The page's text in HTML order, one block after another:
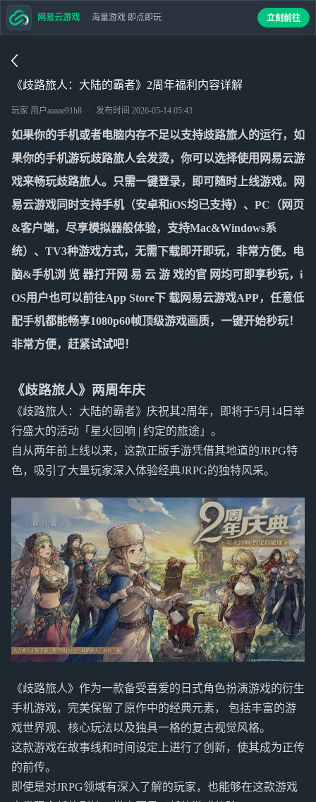
《歧路旅人：大陆的霸者》2周年福利内容详解
玩家 用户aaaae91h8 发布时间 2026-05-14 05:43
如果你的手机或者电脑内存不足以支持歧路旅人的运行，如
果你的手机游玩歧路旅人会发烫，你可以选择使用网易云游
戏来畅玩歧路旅人。只需一键登录，即可随时上线游戏。网
易云游戏同时支持手机（安卓和iOS均已支持）、PC（网页
&客户端，尽享模拟器般体验，支持Mac&Windows系
统）、TV3种游戏方式，无需下载即开即玩，非常方便。电
脑&手机浏 览 器打开网 易 云 游 戏的官 网均可即享秒玩，i
OS用户也可以前往App Store下 载网易云游戏APP，任意低
配手机都能畅享1080p60帧顶级游戏画质，一键开始秒玩！
非常方便，赶紧试试吧！
《歧路旅人》两周年庆
《歧路旅人：大陆的霸者》庆祝其2周年，即将于5月14日举
行盛大的活动「星火回响 | 约定的旅途」。
自从两年前上线以来，这款正版手游凭借其地道的JRPG特
色，吸引了大量玩家深入体验经典JRPG的独特风采。
《歧路旅人》作为一款备受喜爱的日式角色扮演游戏的衍生
手机游戏，完美保留了原作中的经典元素， 包括丰富的游
戏世界观、核心玩法以及独具一格的复古视觉风格。
这款游戏在故事线和时间设定上进行了创新，使其成为正传
的前传。
即使是对JRPG领域有深入了解的玩家，也能够在这款游戏
网易云游戏 海量游戏 即点即玩 立刻前往